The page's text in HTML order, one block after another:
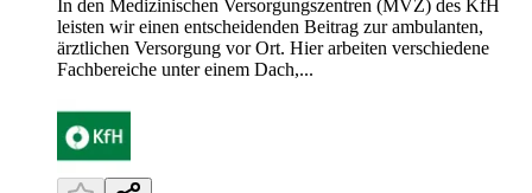
In den Medizinischen Versorgungszentren (MVZ) des KfH
leisten wir einen entscheidenden Beitrag zur ambulanten,
ärztlichen Versorgung vor Ort. Hier arbeiten verschiedene
Fachbereiche unter einem Dach,...